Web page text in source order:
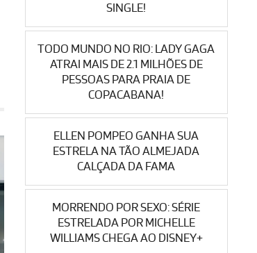
SINGLE!
TODO MUNDO NO RIO: LADY GAGA
ATRAI MAIS DE 2.1 MILHÕES DE
PESSOAS PARA PRAIA DE
COPACABANA!
ELLEN POMPEO GANHA SUA
ESTRELA NA TÃO ALMEJADA
CALÇADA DA FAMA
MORRENDO POR SEXO: SÉRIE
ESTRELADA POR MICHELLE
WILLIAMS CHEGA AO DISNEY+